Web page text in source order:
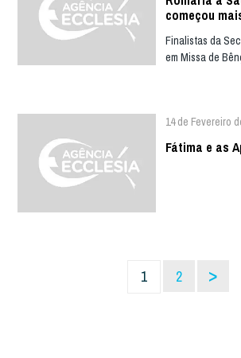
começou
Finalistas da
em Missa de
14 de Fevereiro
Fátima e as
1 2 >